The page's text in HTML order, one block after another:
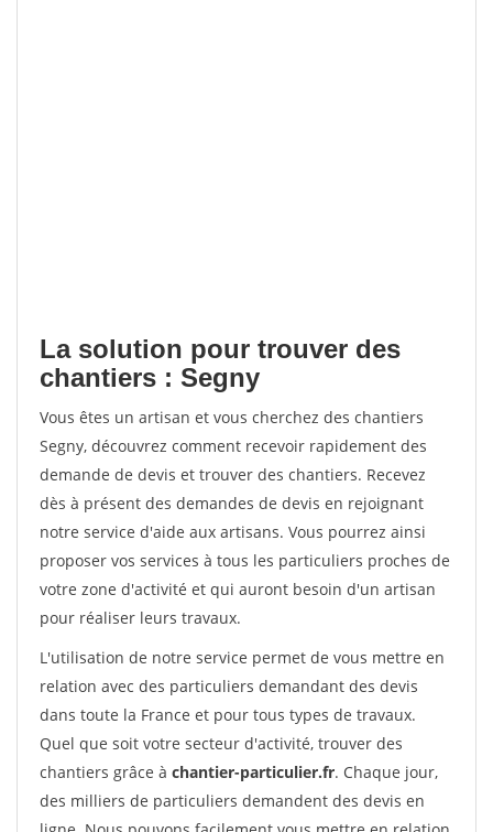
La solution pour trouver des
chantiers : Segny
Vous êtes un artisan et vous cherchez des chantiers
Segny, découvrez comment recevoir rapidement des
demande de devis et trouver des chantiers. Recevez
dès à présent des demandes de devis en rejoignant
notre service d'aide aux artisans. Vous pourrez ainsi
proposer vos services à tous les particuliers proches de
votre zone d'activité et qui auront besoin d'un artisan
pour réaliser leurs travaux.
L'utilisation de notre service permet de vous mettre en
relation avec des particuliers demandant des devis
dans toute la France et pour tous types de travaux.
Quel que soit votre secteur d'activité, trouver des
chantiers grâce à chantier-particulier.fr. Chaque jour,
des milliers de particuliers demandent des devis en